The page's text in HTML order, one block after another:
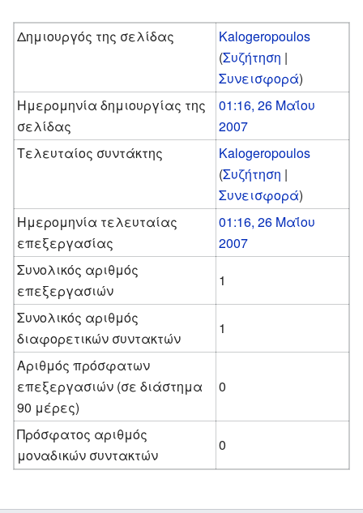
Δημιουργός της σελίδας
Kalogeropoulos
(Συζήτηση |
Συνεισφορά)
Ημερομηνία δημιουργίας της
σελίδας
01:16, 26 Μαΐου
2007
Τελευταίος συντάκτης
Kalogeropoulos
(Συζήτηση |
Συνεισφορά)
Ημερομηνία τελευταίας
επεξεργασίας
01:16, 26 Μαΐου
2007
Συνολικός αριθμός
επεξεργασιών
1
Συνολικός αριθμός
διαφορετικών συντακτών
1
Αριθμός πρόσφατων
επεξεργασιών (σε διάστημα
90 μέρες)
0
Πρόσφατος αριθμός
μοναδικών συντακτών
0